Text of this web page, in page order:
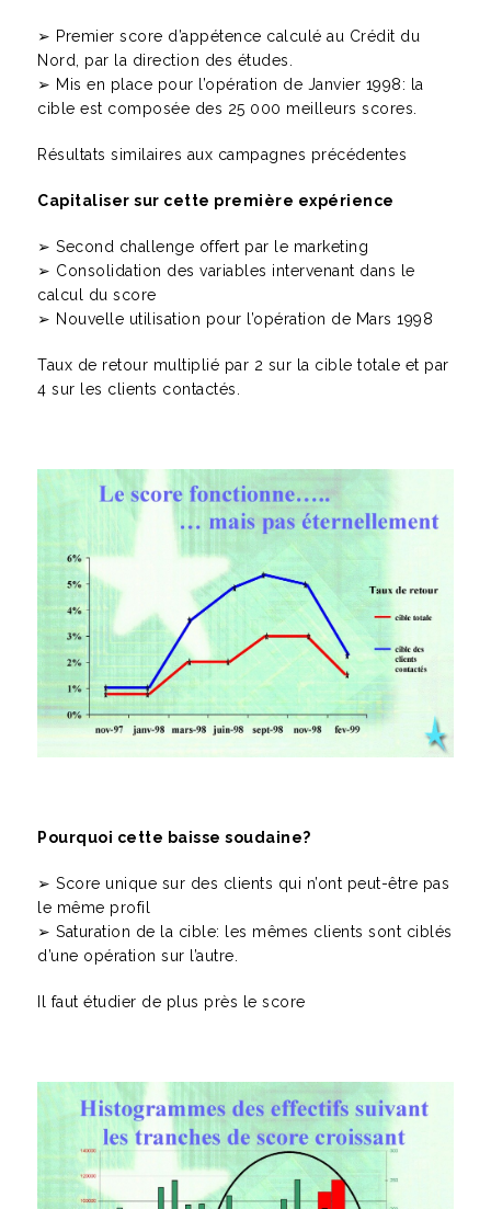
➢ Premier score d’appétence calculé au Crédit du
Nord, par la direction des études.
➢ Mis en place pour l’opération de Janvier 1998: la
cible est composée des 25 000 meilleurs scores.
Résultats similaires aux campagnes précédentes
Capitaliser sur cette première expérience
➢ Second challenge offert par le marketing
➢ Consolidation des variables intervenant dans le
calcul du score
➢ Nouvelle utilisation pour l’opération de Mars 1998
Taux de retour multiplié par 2 sur la cible totale et par
4 sur les clients contactés.
Pourquoi cette baisse soudaine?
➢ Score unique sur des clients qui n’ont peut-être pas
le même profil
➢ Saturation de la cible: les mêmes clients sont ciblés
d’une opération sur l’autre.
Il faut étudier de plus près le score